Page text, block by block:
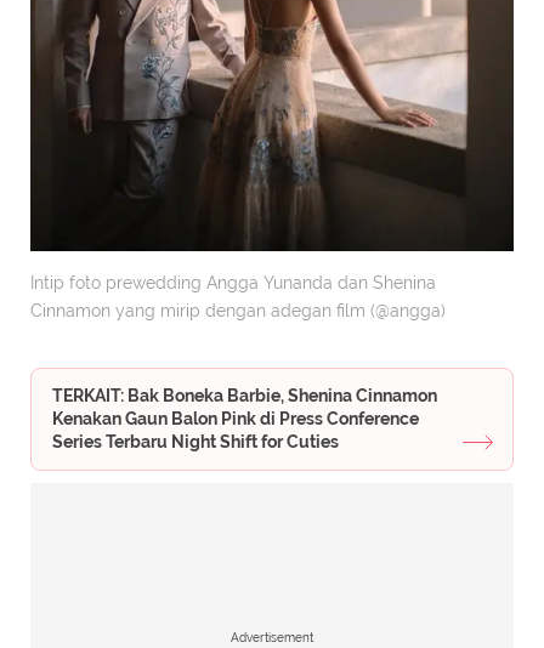
Intip foto prewedding Angga Yunanda dan Shenina
Cinnamon yang mirip dengan adegan film (@angga)
TERKAIT: Bak Boneka Barbie, Shenina Cinnamon
Kenakan Gaun Balon Pink di Press Conference
Series Terbaru Night Shift for Cuties
Advertisement